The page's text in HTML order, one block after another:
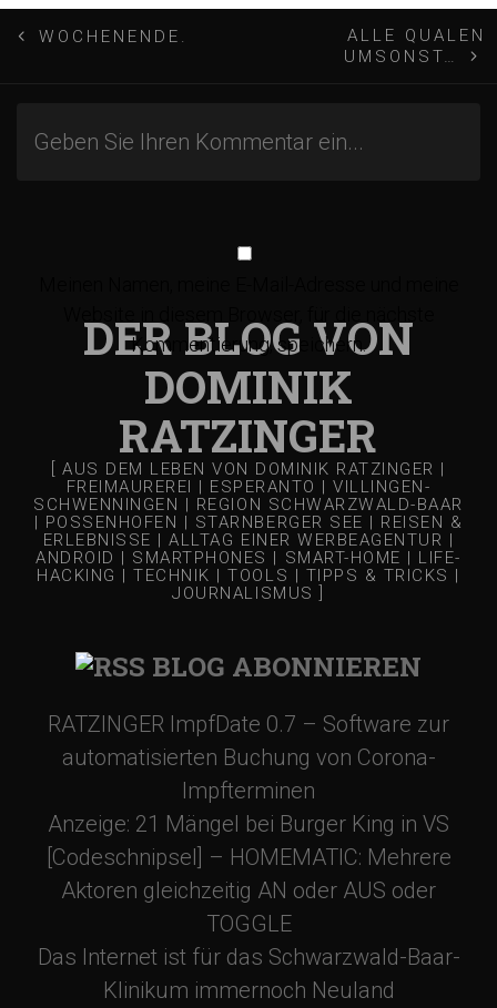
B
N
WOCHENENDE.
ALLE QUALEN
UMSONST…
Kommentierung, speichern.
DER BLOG VON
DOMINIK
RATZINGER
[ AUS DEM LEBEN VON DOMINIK RATZINGER |
FREIMAUREREI | ESPERANTO | VILLINGEN-
SCHWENNINGEN | REGION SCHWARZWALD-BAAR
| POSSENHOFEN | STARNBERGER SEE | REISEN &
ERLEBNISSE | ALLTAG EINER WERBEAGENTUR |
ANDROID | SMARTPHONES | SMART-HOME | LIFE-
HACKING | TECHNIK | TOOLS | TIPPS & TRICKS |
JOURNALISMUS ]
BLOG ABONNIEREN
RATZINGER ImpfDate 0.7 – Software zur
automatisierten Buchung von Corona-
Impfterminen
Anzeige: 21 Mängel bei Burger King in VS
[Codeschnipsel] – HOMEMATIC: Mehrere
Aktoren gleichzeitig AN oder AUS oder
TOGGLE
Das Internet ist für das Schwarzwald-Baar-
Klinikum immernoch Neuland